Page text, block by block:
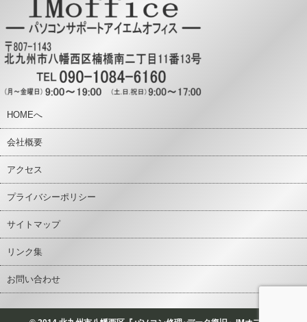
HOMEへ
会社概要
アクセス
プライバシーポリシー
サイトマップ
リンク集
お問い合わせ